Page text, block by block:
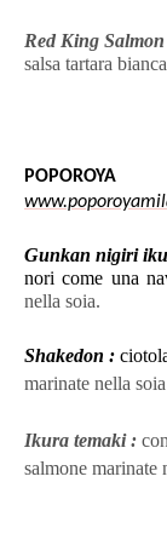
Red King
salsa tartara
POPOROYA
Gunkan nigiri
nori come una
nella soia.
Shakedon :
marinate nella soia
Ikura temaki :
salmone marinate